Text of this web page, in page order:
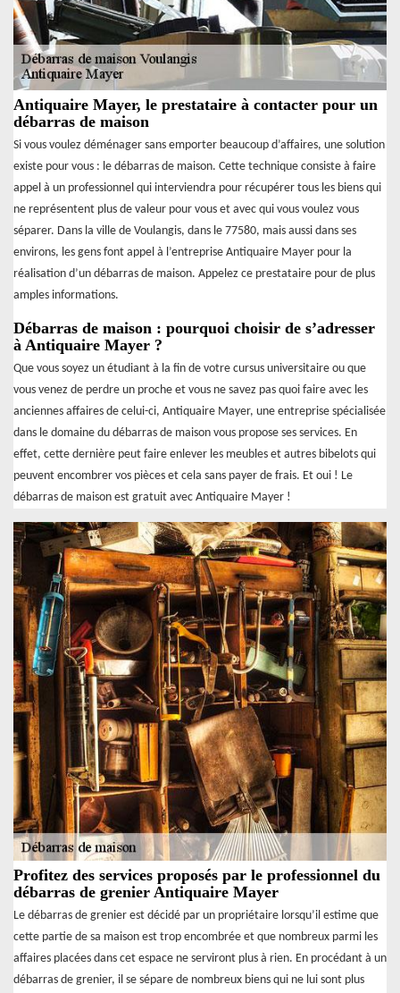
Antiquaire Mayer, le prestataire à contacter pour un
débarras de maison
Si vous voulez déménager sans emporter beaucoup d’affaires, une solution
existe pour vous : le débarras de maison. Cette technique consiste à faire
appel à un professionnel qui interviendra pour récupérer tous les biens qui
ne représentent plus de valeur pour vous et avec qui vous voulez vous
séparer. Dans la ville de Voulangis, dans le 77580, mais aussi dans ses
environs, les gens font appel à l’entreprise Antiquaire Mayer pour la
réalisation d’un débarras de maison. Appelez ce prestataire pour de plus
amples informations.
Débarras de maison : pourquoi choisir de s’adresser
à Antiquaire Mayer ?
Que vous soyez un étudiant à la fin de votre cursus universitaire ou que
vous venez de perdre un proche et vous ne savez pas quoi faire avec les
anciennes affaires de celui-ci, Antiquaire Mayer, une entreprise spécialisée
dans le domaine du débarras de maison vous propose ses services. En
effet, cette dernière peut faire enlever les meubles et autres bibelots qui
peuvent encombrer vos pièces et cela sans payer de frais. Et oui ! Le
débarras de maison est gratuit avec Antiquaire Mayer !
Profitez des services proposés par le professionnel du
débarras de grenier Antiquaire Mayer
Le débarras de grenier est décidé par un propriétaire lorsqu’il estime que
cette partie de sa maison est trop encombrée et que nombreux parmi les
affaires placées dans cet espace ne serviront plus à rien. En procédant à un
débarras de grenier, il se sépare de nombreux biens qui ne lui sont plus